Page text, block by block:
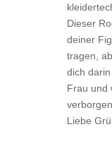
Dieser
deiner
tragen,
dich
Frau und
Liebe